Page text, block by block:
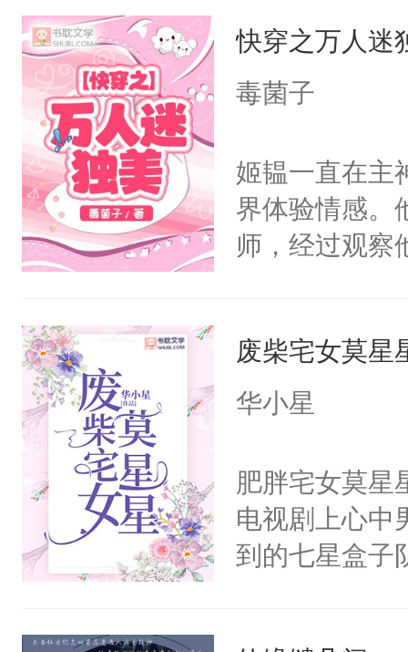
快穿之万人迷
毒菌子
姬韫一直在主
界体验情感。
师，经过观察
义，他决定参
凌，帮助女主
有血缘的弟弟
不喜欢我，是
意的校霸学生
其实我也可以
废柴宅女莫星
华小星
肥胖宅女莫星
电视剧上心中
到的七星盒子